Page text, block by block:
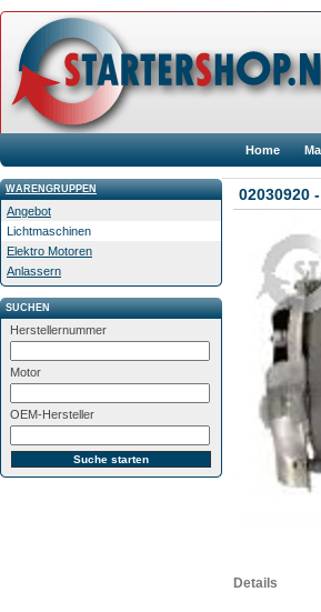
Home
WARENGRUPPEN
Angebot
Lichtmaschinen
Elektro Motoren
Anlassern
SUCHEN
Herstellernummer
Motor
OEM-Hersteller
02030920
Details